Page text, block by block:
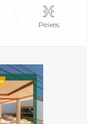
Peixes